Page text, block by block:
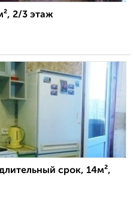
2/3 этаж
срок, 14м²,